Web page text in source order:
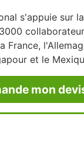
s'appuie sur
France,
et le
mon